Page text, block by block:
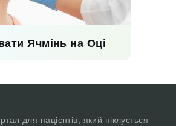
Ячмінь на Оці
для пацієнтів, який піклується